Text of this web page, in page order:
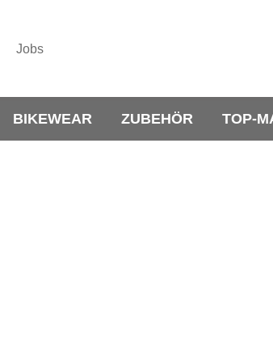
Jobs
BIKEWEAR ZUBEHÖR TOP-